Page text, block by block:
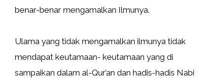
benar-benar mengamalkan Ilmunya.
Ulama yang tidak mengamalkan ilmunya tidak
mendapat keutamaan- keutamaan yang di
sampaikan dalam al-Qur’an dan hadis-hadis Nabi